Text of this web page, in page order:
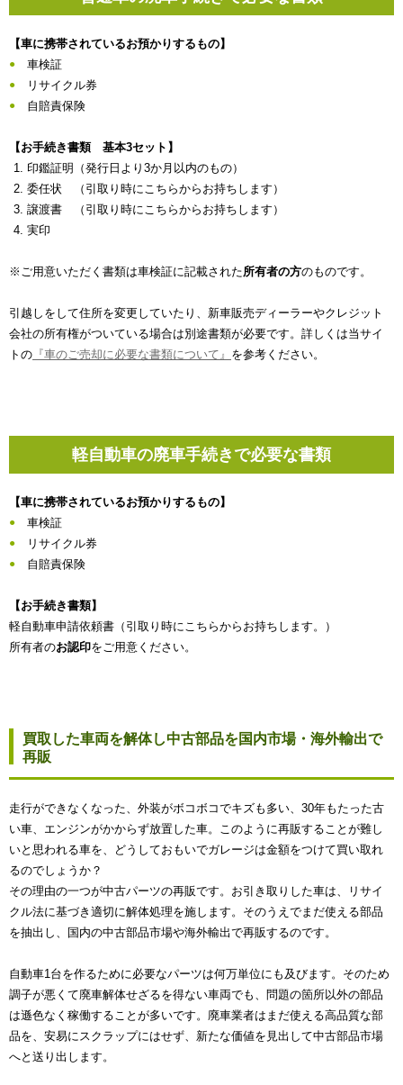
【車に携帯されているお預かりするもの】
車検証
リサイクル券
自賠責保険
【お手続き書類 基本3セット】
印鑑証明（発行日より3か月以内のもの）
委任状 （引取り時にこちらからお持ちします）
譲渡書 （引取り時にこちらからお持ちします）
実印
※ご用意いただく書類は車検証に記載された所有者の方のものです。
引越しをして住所を変更していたり、新車販売ディーラーやクレジット
会社の所有権がついている場合は別途書類が必要です。詳しくは当サイ
トの 『車のご売却に必要な書類について』 を参考ください。
軽自動車の廃車手続きで必要な書類
【車に携帯されているお預かりするもの】
車検証
リサイクル券
自賠責保険
【お手続き書類】
軽自動車申請依頼書（引取り時にこちらからお持ちします。）
所有者のお認印をご用意ください。
買取した車両を解体し中古部品を国内市場・海外輸出で
再販
走行ができなくなった、外装がボコボコでキズも多い、30年もたった古
い車、エンジンがかからず放置した車。このように再販することが難し
いと思われる車を、どうしておもいでガレージは金額をつけて買い取れ
るのでしょうか？
その理由の一つが中古パーツの再販です。お引き取りした車は、リサイ
クル法に基づき適切に解体処理を施します。そのうえでまだ使える部品
を抽出し、国内の中古部品市場や海外輸出で再販するのです。
自動車1台を作るために必要なパーツは何万単位にも及びます。そのため
調子が悪くて廃車解体せざるを得ない車両でも、問題の箇所以外の部品
は遜色なく稼働することが多いです。廃車業者はまだ使える高品質な部
品を、安易にスクラップにはせず、新たな価値を見出して中古部品市場
へと送り出します。